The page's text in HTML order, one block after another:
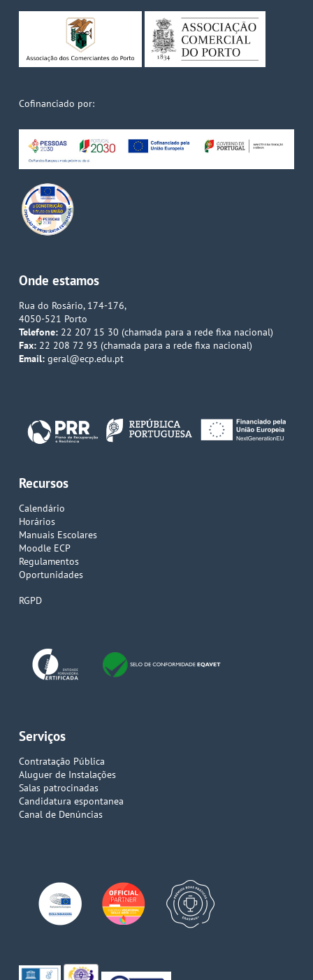
Cofinanciado por:
Onde estamos
Rua do Rosário, 174-176,
4050-521 Porto
Telefone:22 207 15 30 (chamada para a rede fixa nacional)
Fax:22 208 72 93 (chamada para a rede fixa nacional)
Email: geral@ecp.edu.pt
Recursos
Calendário
Horários
Manuais Escolares
Moodle ECP
Regulamentos
Oportunidades
RGPD
Serviços
Contratação Pública
Aluguer de Instalações
Salas patrocinadas
Candidatura espontanea
Canal de Denúncias